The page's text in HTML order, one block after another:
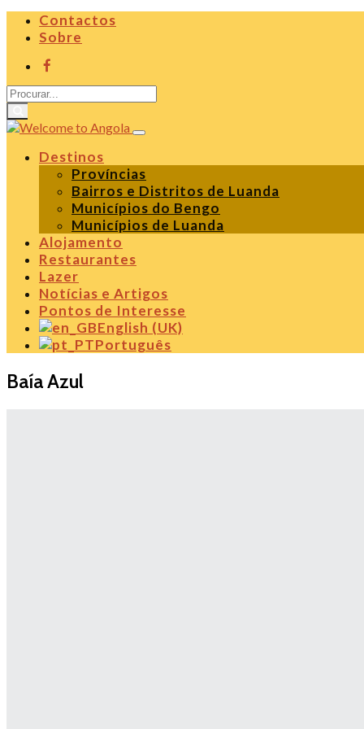
Contactos
Sobre
Destinos
Províncias
Bairros e Distritos de Luanda
Municípios do Bengo
Municípios de Luanda
Alojamento
Restaurantes
Lazer
Notícias e Artigos
Pontos de Interesse
English (UK)
Português
Baía Azul